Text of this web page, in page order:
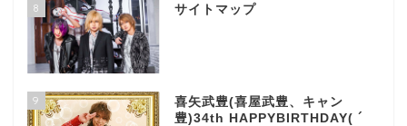
8 サイトマップ
9
喜矢武豊(喜屋武豊、キャン
豊)34th HAPPYBIRTHDAY( ´